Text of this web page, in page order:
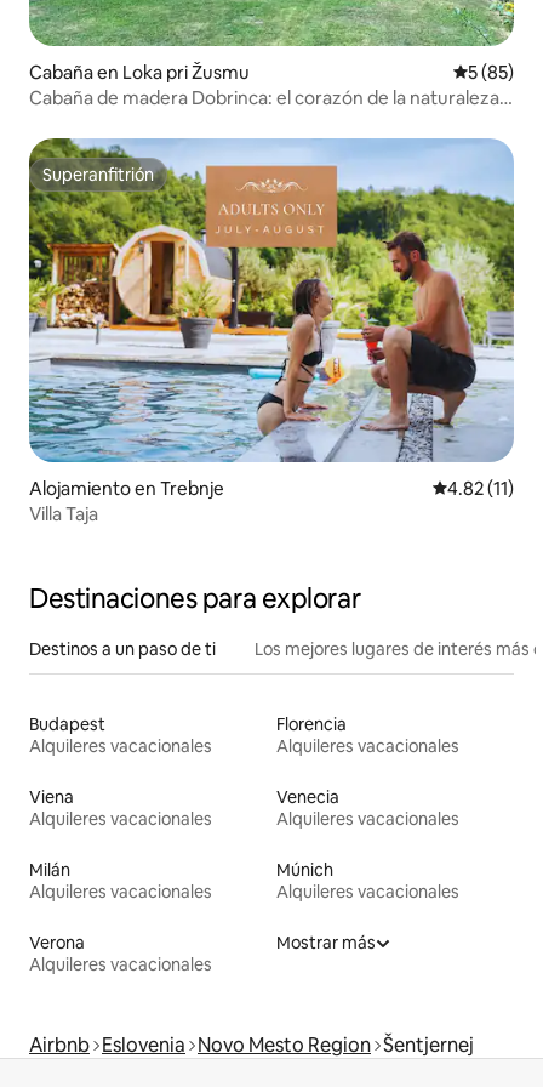
Cabaña en Loka pri Žusmu
5 (85)
Cabaña de madera Dobrinca: el corazón de la naturaleza
Superanfitrión
Superanfitrión
Alojamiento en Trebnje Calificación
4.82 (11)
Villa Taja
Destinaciones para explorar
Destinos a un paso de ti Los mejores lugares de interés más
Budapest
Alquileres vacacionales
Florencia
Alquileres vacacionales
Viena
Alquileres vacacionales
Venecia
Alquileres vacacionales
Milán
Alquileres vacacionales
Múnich
Alquileres vacacionales
Verona
Alquileres vacacionales
Mostrar más
Airbnb Eslovenia Novo Mesto Region Šentjernej